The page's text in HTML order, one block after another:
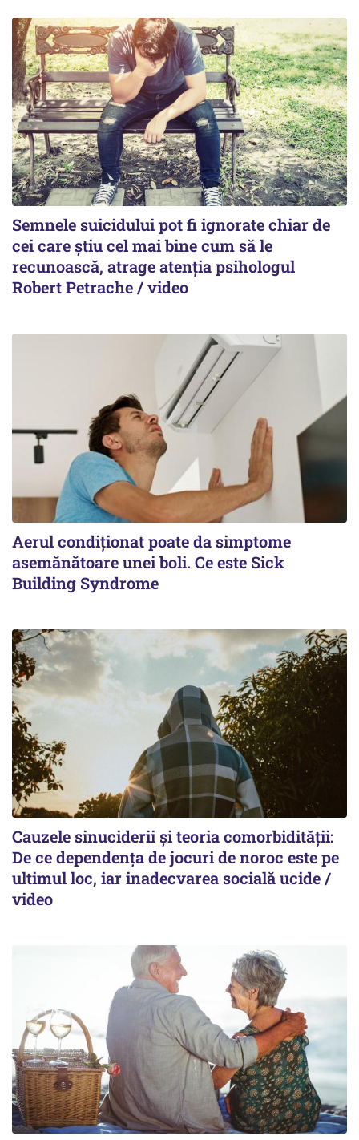
Semnele suicidului pot fi ignorate chiar de
cei care știu cel mai bine cum să le
recunoască, atrage atenția psihologul
Robert Petrache / video
Aerul condiționat poate da simptome
asemănătoare unei boli. Ce este Sick
Building Syndrome
Cauzele sinuciderii și teoria comorbidității:
De ce dependența de jocuri de noroc este pe
ultimul loc, iar inadecvarea socială ucide /
video